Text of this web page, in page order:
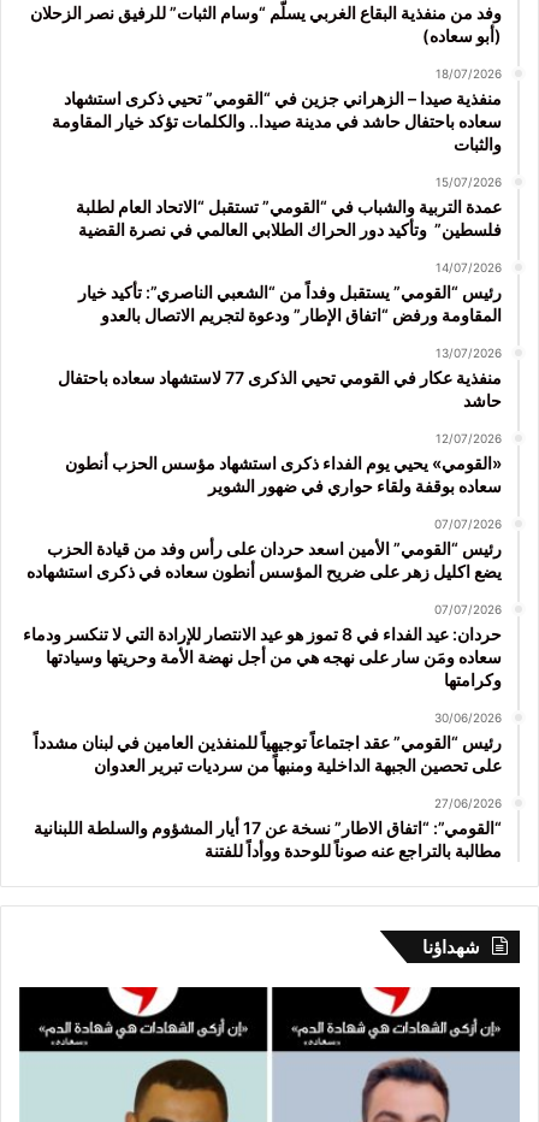
وفد من منفذية البقاع الغربي يسلّم “وسام الثبات” للرفيق نصر الزحلان
(أبو سعاده)
18/07/2026
منفذية صيدا – الزهراني جزين في “القومي” تحيي ذكرى استشهاد
سعاده باحتفال حاشد في مدينة صيدا.. والكلمات تؤكد خيار المقاومة
والثبات
15/07/2026
عمدة التربية والشباب في “القومي” تستقبل “الاتحاد العام لطلبة
فلسطين” وتأكيد دور الحراك الطلابي العالمي في نصرة القضية
14/07/2026
رئيس “القومي” يستقبل وفداً من “الشعبي الناصري”: تأكيد خيار
المقاومة ورفض “اتفاق الإطار” ودعوة لتجريم الاتصال بالعدو
13/07/2026
منفذية عكار في القومي تحيي الذكرى 77 لاستشهاد سعاده باحتفال
حاشد
12/07/2026
«القومي» يحيي يوم الفداء ذكرى استشهاد مؤسس الحزب أنطون
سعاده بوقفة ولقاء حواري في ضهور الشوير
07/07/2026
رئيس “القومي” الأمين اسعد حردان على رأس وفد من قيادة الحزب
يضع اكليل زهر على ضريح المؤسس أنطون سعاده في ذكرى استشهاده
07/07/2026
حردان: عيد الفداء في 8 تموز هو عيد الانتصار للإرادة التي لا تنكسر ودماء
سعاده ومَن سار على نهجه هي من أجل نهضة الأمة وحريتها وسيادتها
وكرامتها
30/06/2026
رئيس “القومي” عقد اجتماعاً توجيهياً للمنفذين العامين في لبنان مشدداً
على تحصين الجبهة الداخلية ومنبهاً من سرديات تبرير العدوان
27/06/2026
“القومي”: “اتفاق الاطار” نسخة عن 17 أيار المشؤوم والسلطة اللبنانية
مطالبة بالتراجع عنه صوناً للوحدة ووأداً للفتنة
شهداؤنا